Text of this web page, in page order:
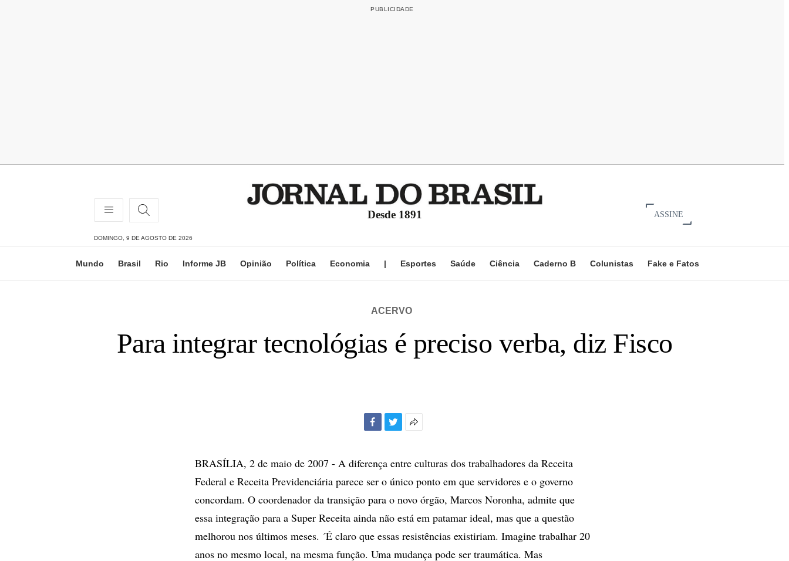
Desde 1891 ASSINE
DOMINGO, 9 DE AGOSTO DE 2026
Mundo Brasil Rio Informe JB Opinião Política Economia | Esportes Saúde Ciência Caderno B Colunistas Fake e Fatos
ACERVO
Para integrar tecnológias é preciso verba, diz Fisco
compartilhamento
BRASÍLIA, 2 de maio de 2007 - A diferença entre culturas dos trabalhadores da Receita
Federal e Receita Previdenciária parece ser o único ponto em que servidores e o governo
concordam. O coordenador da transição para o novo órgão, Marcos Noronha, admite que
essa integração para a Super Receita ainda não está em patamar ideal, mas que a questão
melhorou nos últimos meses. ´É claro que essas resistências existiriam. Imagine trabalhar 20
anos no mesmo local, na mesma função. Uma mudança pode ser traumática. Mas